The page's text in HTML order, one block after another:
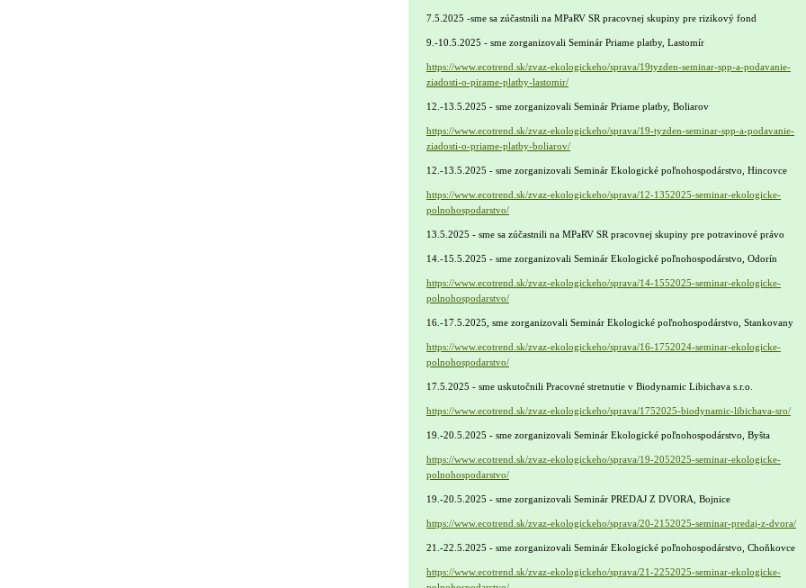
7.5.2025 -sme sa zúčastnili na MPaRV SR pracovnej skupiny pre rizikový fond
9.-10.5.2025 - sme zorganizovali Seminár Priame platby, Lastomír
https://www.ecotrend.sk/zvaz-ekologickeho/sprava/19tyzden-seminar-spp-a-podavanie-
ziadosti-o-pirame-platby-lastomir/
12.-13.5.2025 - sme zorganizovali Seminár Priame platby, Boliarov
https://www.ecotrend.sk/zvaz-ekologickeho/sprava/19-tyzden-seminar-spp-a-podavanie-
ziadosti-o-priame-platby-boliarov/
12.-13.5.2025 - sme zorganizovali Seminár Ekologické poľnohospodárstvo, Hincovce
https://www.ecotrend.sk/zvaz-ekologickeho/sprava/12-1352025-seminar-ekologicke-
polnohospodarstvo/
13.5.2025 - sme sa zúčastnili na MPaRV SR pracovnej skupiny pre potravinové právo
14.-15.5.2025 - sme zorganizovali Seminár Ekologické poľnohospodárstvo, Odorín
https://www.ecotrend.sk/zvaz-ekologickeho/sprava/14-1552025-seminar-ekologicke-
polnohospodarstvo/
16.-17.5.2025, sme zorganizovali Seminár Ekologické poľnohospodárstvo, Stankovany
https://www.ecotrend.sk/zvaz-ekologickeho/sprava/16-1752024-seminar-ekologicke-
polnohospodarstvo/
17.5.2025 - sme uskutočnili Pracovné stretnutie v Biodynamic Libichava s.r.o.
https://www.ecotrend.sk/zvaz-ekologickeho/sprava/1752025-biodynamic-libichava-sro/
19.-20.5.2025 - sme zorganizovali Seminár Ekologické poľnohospodárstvo, Byšta
https://www.ecotrend.sk/zvaz-ekologickeho/sprava/19-2052025-seminar-ekologicke-
polnohospodarstvo/
19.-20.5.2025 - sme zorganizovali Seminár PREDAJ Z DVORA, Bojnice
https://www.ecotrend.sk/zvaz-ekologickeho/sprava/20-2152025-seminar-predaj-z-dvora/
21.-22.5.2025 - sme zorganizovali Seminár Ekologické poľnohospodárstvo, Choňkovce
https://www.ecotrend.sk/zvaz-ekologickeho/sprava/21-2252025-seminar-ekologicke-